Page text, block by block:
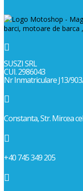

SUSZI SRL
CUI. 2986043
Nr Inmatriculare J13/

Constanta, Str. Mircea

+40 745 349 205
